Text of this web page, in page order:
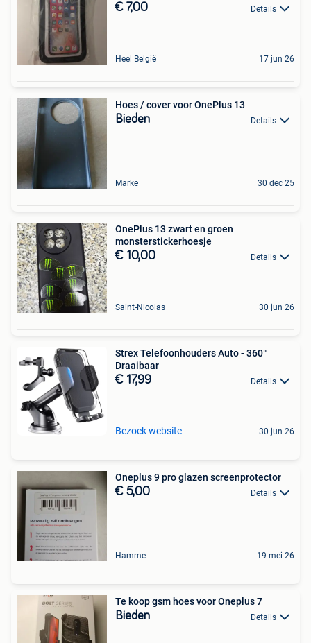
€ 7,00 Details
Heel België 17 jun 26
Hoes / cover voor OnePlus 13
Bieden Details
Marke 30 dec 25
OnePlus 13 zwart en groen
monsterstickerhoesje
€ 10,00 Details
Saint-Nicolas 30 jun 26
Strex Telefoonhouders Auto - 360°
Draaibaar
€ 17,99 Details
Bezoek website 30 jun 26
Oneplus 9 pro glazen screenprotector
€ 5,00 Details
Hamme 19 mei 26
Te koop gsm hoes voor Oneplus 7
Bieden Details